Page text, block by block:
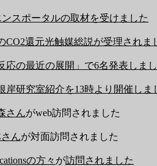
ンスポータルの取材を受けました
CO2還元光触媒総説が受理されま
応の最近の展開」で6名発表しま
岸研究室紹介を13時より開催しま
さんがweb訪問されました
んが対面訪問されました
の方々 が訪問されました